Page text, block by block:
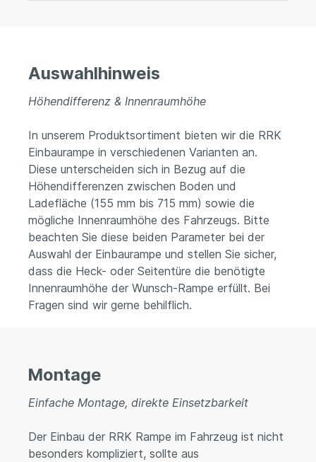
Auswahlhinweis
Höhendifferenz & Innenraumhöhe
In unserem Produktsortiment bieten wir die RRK
Einbaurampe in verschiedenen Varianten an.
Diese unterscheiden sich in Bezug auf die
Höhendifferenzen zwischen Boden und
Ladefläche (155 mm bis 715 mm) sowie die
mögliche Innenraumhöhe des Fahrzeugs. Bitte
beachten Sie diese beiden Parameter bei der
Auswahl der Einbaurampe und stellen Sie sicher,
dass die Heck- oder Seitentüre die benötigte
Innenraumhöhe der Wunsch-Rampe erfüllt. Bei
Fragen sind wir gerne behilflich.
Montage
Einfache Montage, direkte Einsetzbarkeit
Der Einbau der RRK Rampe im Fahrzeug ist nicht
besonders kompliziert, sollte aus